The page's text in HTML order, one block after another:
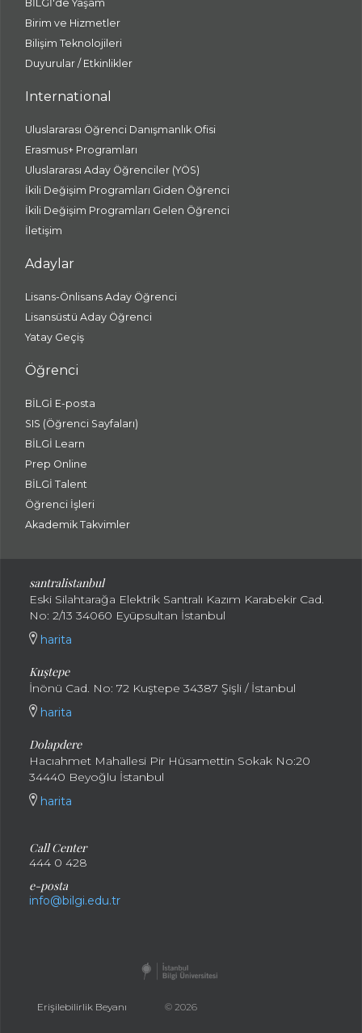
BİLGİ'de Yaşam
Birim ve Hizmetler
Bilişim Teknolojileri
Duyurular / Etkinlikler
International
Uluslararası Öğrenci Danışmanlık Ofisi
Erasmus+ Programları
Uluslararası Aday Öğrenciler (YÖS)
İkili Değişim Programları Giden Öğrenci
İkili Değişim Programları Gelen Öğrenci
İletişim
Adaylar
Lisans-Önlisans Aday Öğrenci
Lisansüstü Aday Öğrenci
Yatay Geçiş
Öğrenci
BİLGİ E-posta
SIS (Öğrenci Sayfaları)
BİLGİ Learn
Prep Online
BİLGİ Talent
Öğrenci İşleri
Akademik Takvimler
santralistanbul
Eski Silahtarağa Elektrik Santralı Kazım Karabekir Cad.
No: 2/13 34060 Eyüpsultan İstanbul
harita
Kuştepe
İnönü Cad. No: 72 Kuştepe 34387 Şişli / İstanbul
harita
Dolapdere
Hacıahmet Mahallesi Pir Hüsamettin Sokak No:20
34440 Beyoğlu İstanbul
harita
Call Center
444 0 428
e-posta
info@bilgi.edu.tr
Erişilebilirlik Beyanı © 2026